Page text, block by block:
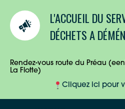
L'ACCUEIL DU
DÉCHETS A
Rendez-vous route du Préau
La Flotte)
Cliquez ici pour
ENTREPRISES